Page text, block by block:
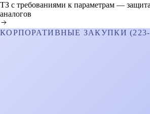
ТЗ с требованиями к параметрам —
аналогов
КОРПОРАТИВНЫЕ ЗАКУПКИ